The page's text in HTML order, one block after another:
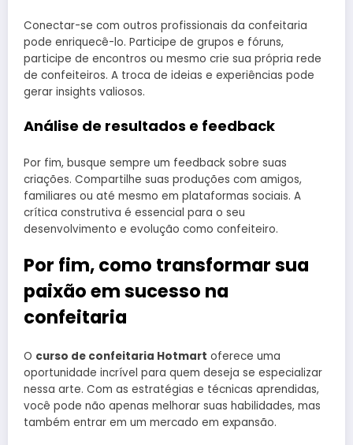
Conectar-se com outros profissionais da confeitaria
pode enriquecê-lo. Participe de grupos e fóruns,
participe de encontros ou mesmo crie sua própria rede
de confeiteiros. A troca de ideias e experiências pode
gerar insights valiosos.
Análise de resultados e feedback
Por fim, busque sempre um feedback sobre suas
criações. Compartilhe suas produções com amigos,
familiares ou até mesmo em plataformas sociais. A
crítica construtiva é essencial para o seu
desenvolvimento e evolução como confeiteiro.
Por fim, como transformar sua
paixão em sucesso na
confeitaria
O curso de confeitaria Hotmart oferece uma
oportunidade incrível para quem deseja se especializar
nessa arte. Com as estratégias e técnicas aprendidas,
você pode não apenas melhorar suas habilidades, mas
também entrar em um mercado em expansão.